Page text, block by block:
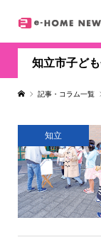
知立市子ど
記事・コラム一覧
知立